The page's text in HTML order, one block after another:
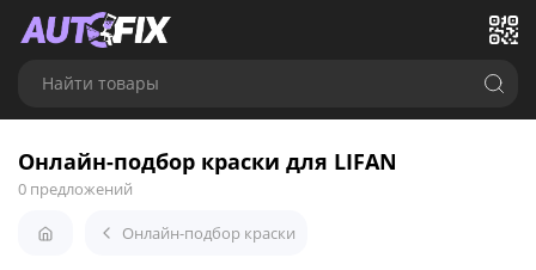
Найти товары
Онлайн-подбор краски для LIFAN
0 предложений
Онлайн-подбор краски